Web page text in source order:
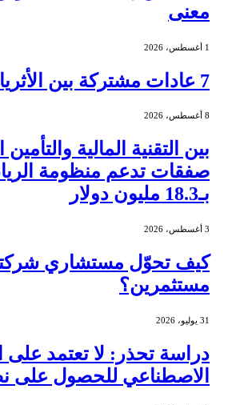
معنى
1 أغسطس، 2026
7 عادات مشتركة بين الأثرياء
8 أغسطس، 2026
صفقات تدعم منظومة
بـ18.3 مليون دولار
3 أغسطس، 2026
كيف تحوّل مستشاري
مستثمرين؟
31 يوليو، 2026
دراسة تحذر: لا تعتمد على
الاصطناعي للحصول على